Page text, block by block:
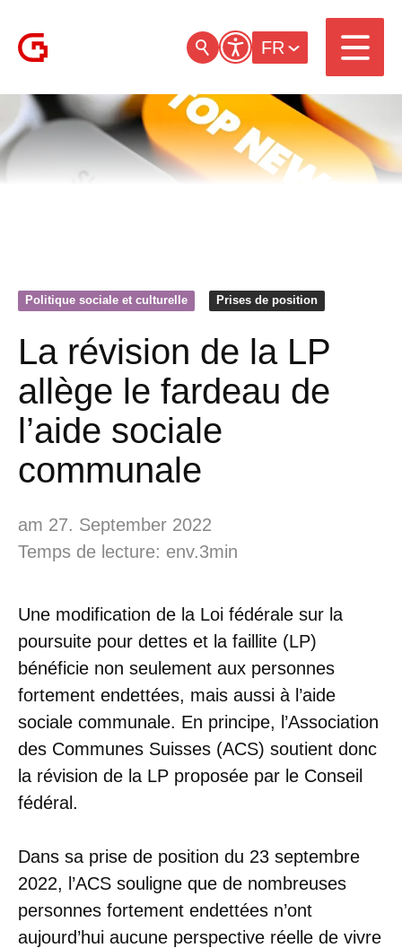
FR
Politique sociale et culturelle Prises de position
La révision de la LP
allège le fardeau de
l’aide sociale
communale
am 27. September 2022
Temps de lecture: env.3min
Une modification de la Loi fédérale sur la
poursuite pour dettes et la faillite (LP)
bénéficie non seulement aux personnes
fortement endettées, mais aussi à l’aide
sociale communale. En principe, l’Association
des Communes Suisses (ACS) soutient donc
la révision de la LP proposée par le Conseil
fédéral.
Dans sa prise de position du 23 septembre
2022, l’ACS souligne que de nombreuses
personnes fortement endettées n’ont
aujourd’hui aucune perspective réelle de vivre